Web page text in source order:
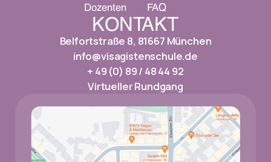
Dozenten
FAQ
KONTAKT
Belfortstraße 8, 81667 München
info@visagistenschule.de
+ 49 (0) 89 / 48 44 92
Virtueller Rundgang